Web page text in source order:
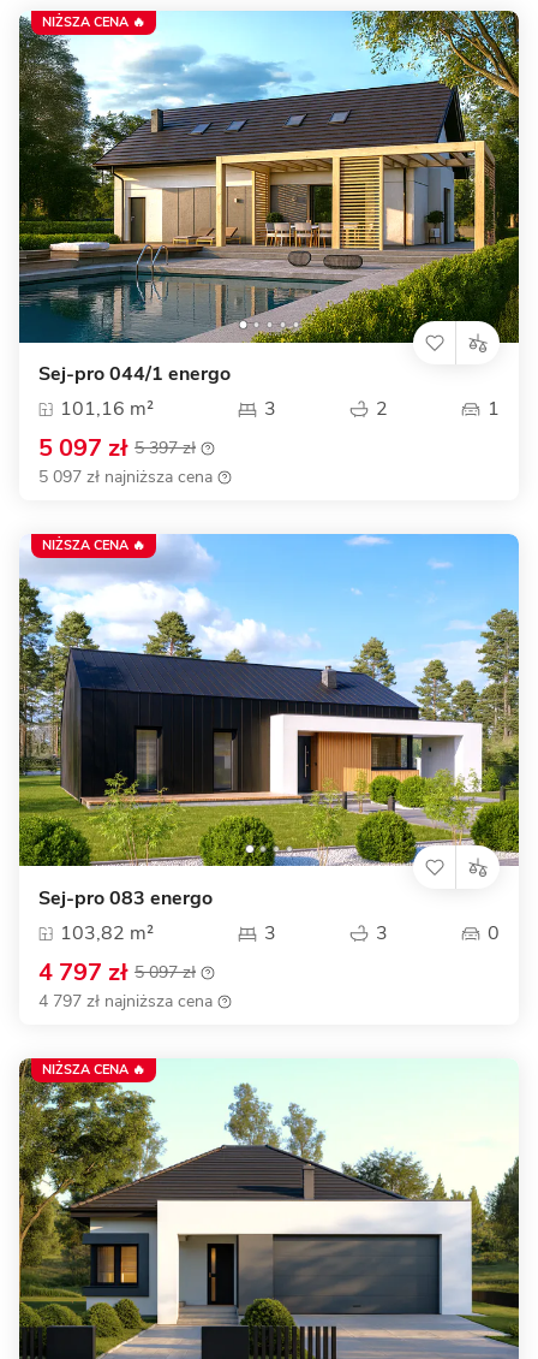
Sej-pro 044/1 energo
101,16 m²
3 2 1
5 097 zł 5 397 zł
5 097 zł najniższa cena
NIŻSZA CENA 🔥
Sej-pro 083 energo
103,82 m²
3 3 0
4 797 zł 5 097 zł
4 797 zł najniższa cena
NIŻSZA CENA 🔥
NIŻSZA CENA 🔥